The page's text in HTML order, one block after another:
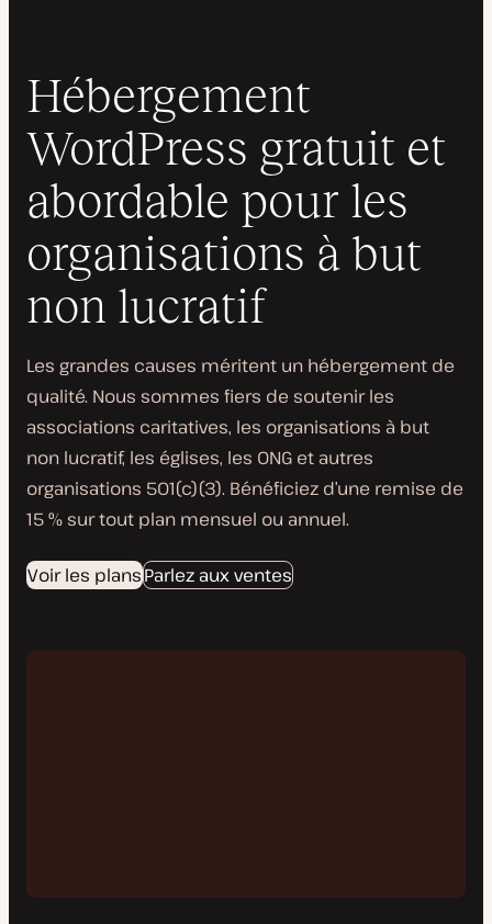
Hébergement
WordPress gratuit et
abordable pour les
organisations à but
non lucratif
Les grandes causes méritent un hébergement de
qualité. Nous sommes fiers de soutenir les
associations caritatives, les organisations à but
non lucratif, les églises, les ONG et autres
organisations 501(c)(3). Bénéficiez d’une remise de
15 % sur tout plan mensuel ou annuel.
Voir les plansParlez aux ventes